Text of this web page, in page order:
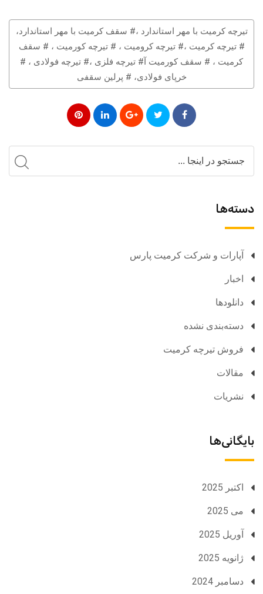
تیرچه کرمیت با مهر استاندارد ،# سقف کرمیت با مهر استاندارد،
# تیرچه کرمیت ،# تیرچه کرومیت ، # تیرچه کورمیت ، # سقف
کرمیت ، # سقف کورمیت آ# تیرچه فلزی ،# تیرچه فولادی ، #
خرپای فولادی، # پرلین سقفی
دسته‌ها
آپارات و شرکت کرمیت پارس
اخبار
دانلودها
دسته‌بندی نشده
فروش تیرچه کرمیت
مقالات
نشریات
بایگانی‌ها
اکتبر 2025
می 2025
آوریل 2025
ژانویه 2025
دسامبر 2024